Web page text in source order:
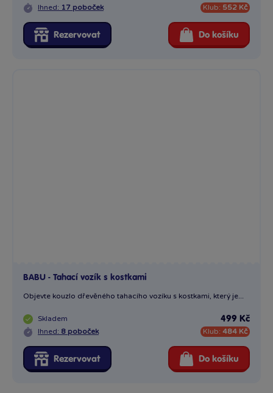
Ihned: 17 poboček Klub: 552 Kč
Rezervovat Do košíku
BABU - Tahací vozík s kostkami
Objevte kouzlo dřevěného tahacího vozíku s kostkami, který je...
Skladem
Ihned: 8 poboček
499 Kč
Klub: 484 Kč
Rezervovat Do košíku